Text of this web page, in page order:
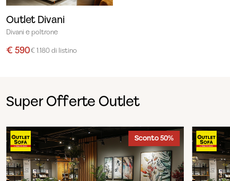
Outlet Divani
Divani e poltrone
€ 590€ 1.180 di listino
Super Offerte Outlet
Sconto 50%